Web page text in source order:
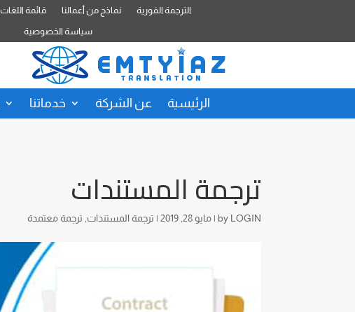
الترجمة الفورية نماذج من أعمالنا قائمة اللغات
سياسة الخصوصية
الرئيسية عن الشركة خدماتنا
ترجمة المستندات
by LOGIN
|مايو 28, 2019 | ترجمة المستندات ترجمة معتمدة